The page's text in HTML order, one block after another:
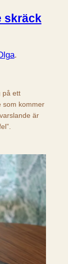
skräck
.
på ett
som kommer
är